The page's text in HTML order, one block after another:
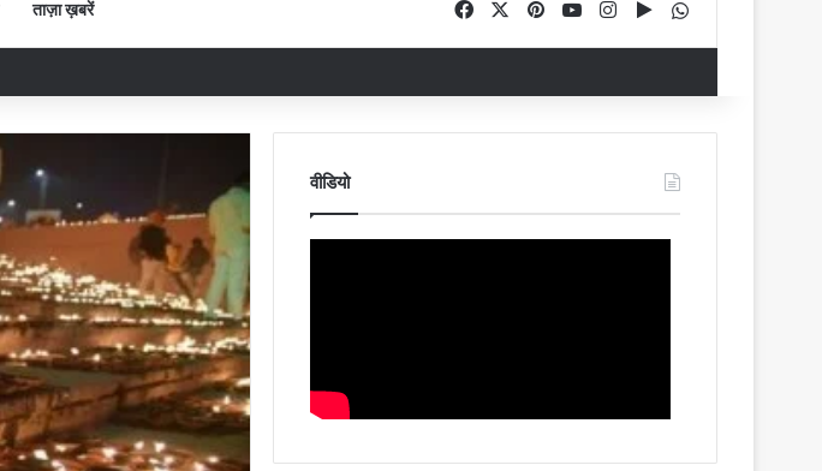
ताज़ा ख़बरें FacebookPinterestYouTubeInstagram
Google Play
वीडियो